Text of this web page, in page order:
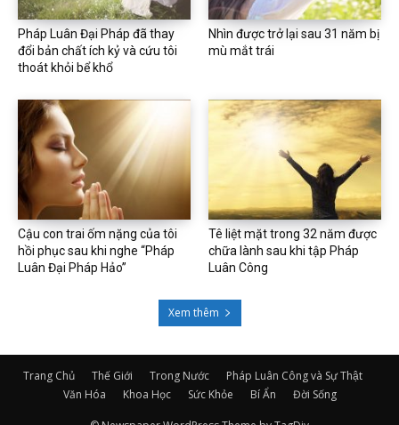
Pháp Luân Đại Pháp đã thay
đổi bản chất ích kỷ và cứu tôi
thoát khỏi bể khổ
Nhìn được trở lại sau 31 năm bị
mù mắt trái
Cậu con trai ốm nặng của tôi
hồi phục sau khi nghe “Pháp
Luân Đại Pháp Hảo”
Tê liệt mặt trong 32 năm được
chữa lành sau khi tập Pháp
Luân Công
Xem thêm
Trang Chủ Thế Giới Trong Nước
Pháp Luân Công và Sự Thật
Văn Hóa
Khoa Học Sức Khỏe Bí Ẩn Đời Sống